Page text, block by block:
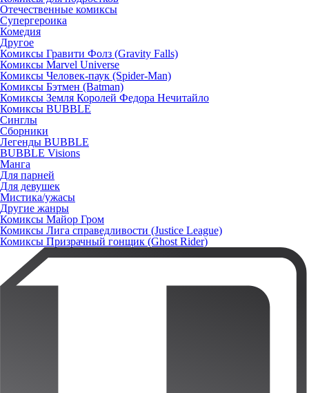
Отечественные комиксы
Супергероика
Комедия
Другое
Комиксы Гравити Фолз (Gravity Falls)
Комиксы Marvel Universe
Комиксы Человек-паук (Spider-Man)
Комиксы Бэтмен (Batman)
Комиксы Земля Королей Федора Нечитайло
Комиксы BUBBLE
Синглы
Сборники
Легенды BUBBLE
BUBBLE Visions
Манга
Для парней
Для девушек
Мистика/ужасы
Другие жанры
Комиксы Майор Гром
Комиксы Лига справедливости (Justice League)
Комиксы Призрачный гонщик (Ghost Rider)